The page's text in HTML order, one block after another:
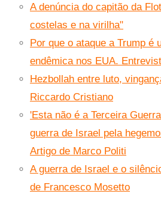
A denúncia do capitão da
costelas e na virilha"
Por que o ataque a Trump é
endêmica nos EUA.
Hezbollah entre luto,
Riccardo Cristiano
'Esta não é a Terceira
guerra de Israel pela
Artigo de Marco Politi
A guerra de Israel e o
de Francesco Mosetto